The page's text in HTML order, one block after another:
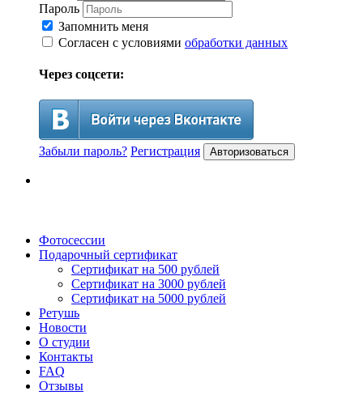
Пароль
Запомнить меня
Согласен с условиями обработки данных
Через соцсети:
Забыли пароль? Регистрация Авторизоваться
Фотосессии
Подарочный сертификат
Сертификат на 500 рублей
Сертификат на 3000 рублей
Сертификат на 5000 рублей
Ретушь
Новости
О студии
Контакты
FAQ
Отзывы